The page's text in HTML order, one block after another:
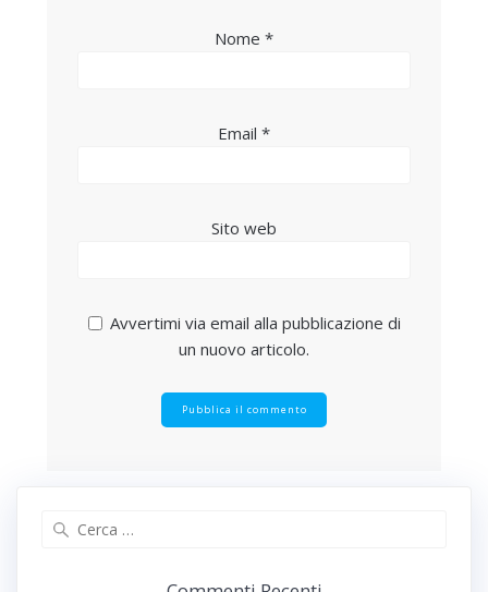
Nome *
Email *
Sito web
Avvertimi via email alla pubblicazione di
un nuovo articolo.